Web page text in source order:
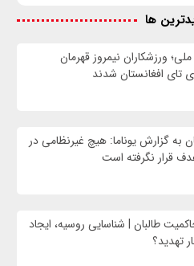
ها
ورزشکاران نیمروز قهرمان
تای افغانستان شدند
به گزارش یوناما: هیچ غیرنظامی در
قرار نگرفته است
طالبان | شناسایی روسیه، ایجاد
تهدید؟